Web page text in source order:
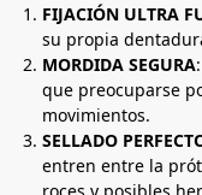
FIJACIÓN ULTRA
su propia
MORDIDA SEGURA
que preocuparse
movimientos.
SELLADO
entren entre la
roces y posibles